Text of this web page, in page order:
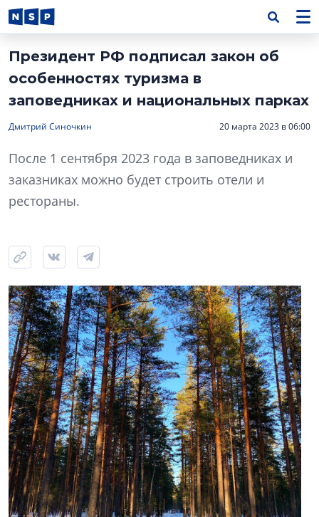
Президент РФ подписал закон об
особенностях туризма в
заповедниках и национальных парках
Дмитрий Синочкин 20 марта 2023 в 06:00
После 1 сентября 2023 года в заповедниках и
заказниках можно будет строить отели и
рестораны.